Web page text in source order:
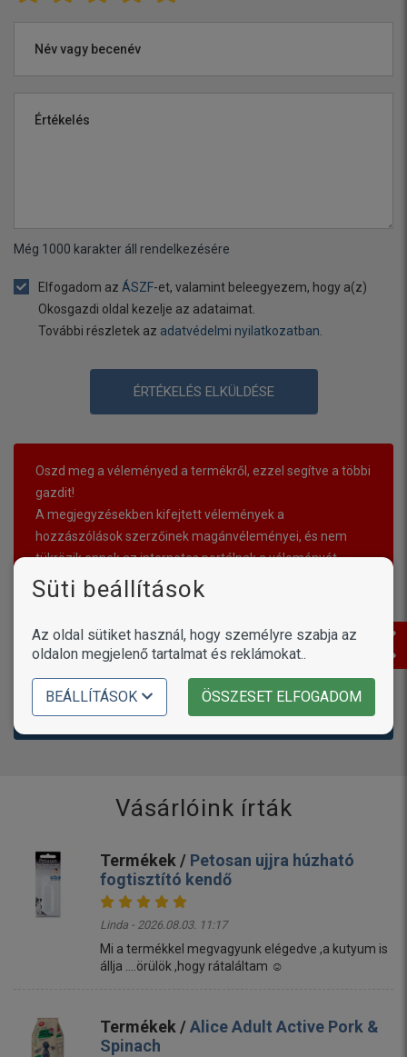
Név vagy becenév
Értékelés
Még 1000 karakter áll rendelkezésére
Elfogadom az ÁSZF-et, valamint beleegyezem, hogy a(z)
Okosgazdi oldal kezelje az adataimat.
További részletek az adatvédelmi nyilatkozatban
ÉRTÉKELÉS ELKÜLDÉSE
Oszd meg a véleményed a termékről, ezzel segítve a többi
gazdit!
A megjegyzésekben kifejtett vélemények a
hozzászólások szerzőinek magánvéleményei, és nem
tükrözik ennek az internetes portálnak a véleményét.
Értékelések (0)
Még nincsenek hozzászólások. Légy te az első!
Vásárlóink írták
Termékek / Petosan ujjra húzható
fogtisztító kendő
Linda - 2026.08.03. 11:17
Mi a termékkel megvagyunk elégedve ,a kutyum is
állja ....örülök ,hogy rátaláltam ☺️
Termékek /Alice Adult Active Pork &
Spinach
Süti beállítások
Az oldal sütiket használ, hogy személyre szabja az
oldalon megjelenő tartalmat és reklámokat..
BEÁLLÍTÁSOK ÖSSZESET ELFOGADOM